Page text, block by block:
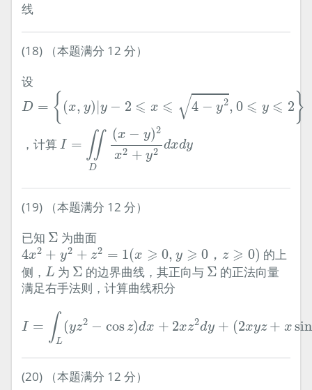
线
(18) （本题满分 12 分）
设
D = { (x, y) y − 2 ⩽ x ⩽ √4 − y2, 0 ⩽ y ⩽ 2 }
D= ,y 2}
，计算 I = ∬
D
(x − y)2
x2 + y2
dxdy
I (x− y +y2
(19) （本题满分 12 分）
已知 Σ
Σ 为曲面
4x2 + y2 + z2 = 1(x ⩾ 0, y ⩾ 0 ， z ⩾ 0)
4x2+y 2+z2=1 0 , ⩾0 ， 0
的上
侧， L
L 为 Σ
Σ 的边界曲线，其正向与 Σ
Σ 的正法向量
满足右手法则，计算曲线积分
I = ∫L
(yz2 − cos z)dx + 2xz2dy + (2xyz + x sin
I=
(20) （本题满分 12 分）